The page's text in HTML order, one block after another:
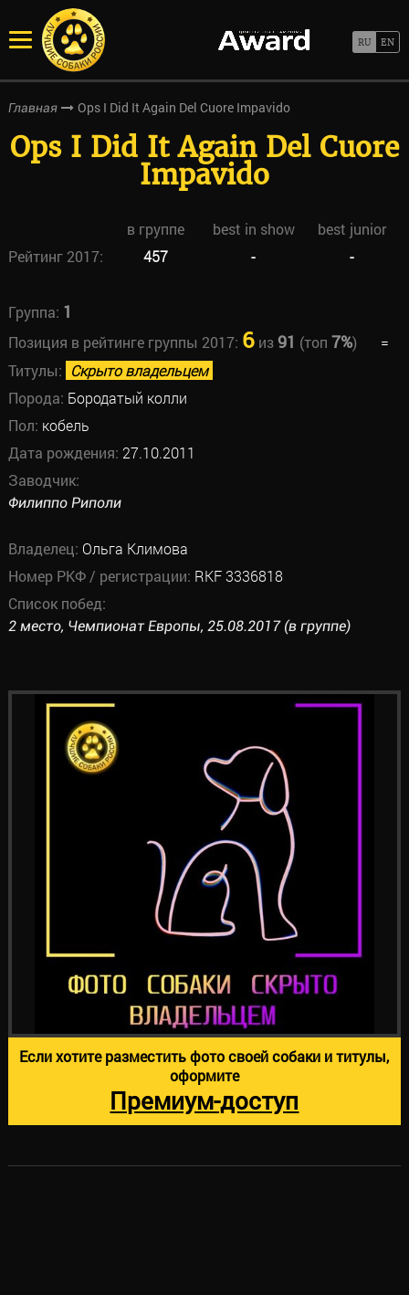
Главная Ops I Did It Again Del Cuore Impavido
Ops I Did It Again Del Cuore
Impavido
в группе best in show
best junior
Рейтинг 2017:
457 - -
Группа: 1
Позиция в рейтинге группы 2017: 6из91 (топ 7%)
=
Титулы: Скрыто владельцем
Порода: Бородатый колли
Пол: кобель
Дата рождения: 27.10.2011
Заводчик:
Филиппо Риполи
Владелец: Ольга Климова
Номер РКФ / регистрации: RKF 3336818
Список побед:
2 место, Чемпионат Европы, 25.08.2017 (в группе)
Если хотите разместить фото своей собаки и титулы,
оформите
Премиум-доступ